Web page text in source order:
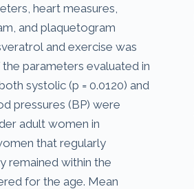
heart measures,
and plaquetogram
and exercise was
parameters evaluated in
systolic (p = 0.0120) and
pressures (BP) were
adult women in
that regularly
remained within the
for the age. Mean